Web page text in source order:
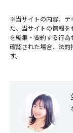
※当サイトの内容、テ
た、当サイトの情報
を編集・要約する行
確認された場合、法
す。